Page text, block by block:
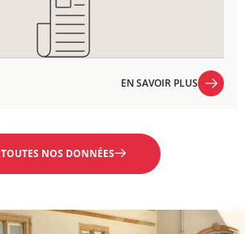
EN SAVOIR PLUS
TOUTES NOS DONNÉES